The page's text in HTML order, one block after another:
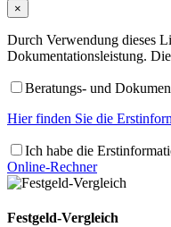
×
Durch Verwendung dieses
Dokumentationsleistung.
Beratungs- und
Hier finden Sie die
Ich habe die
Online-Rechner
Festgeld-Vergleich